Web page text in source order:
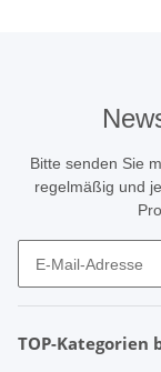
Bitte senden Sie
regelmäßig und
TOP-Kategorien